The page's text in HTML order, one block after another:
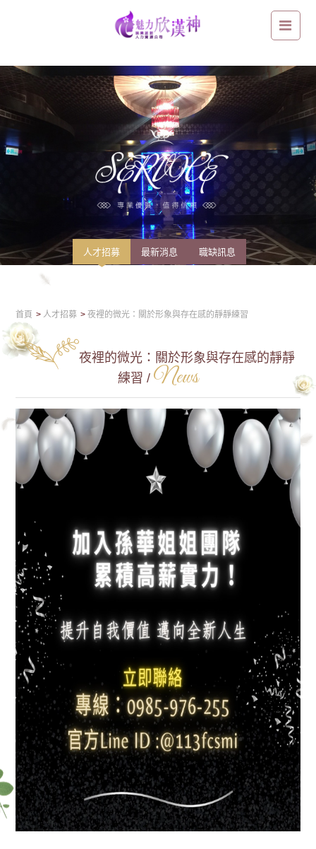
人才招募 最新消息 職缺訊息
首頁 人才招募 夜裡的微光：關於形象與存在感的靜靜練習
夜裡的微光：關於形象與存在感的靜靜
練習 / News